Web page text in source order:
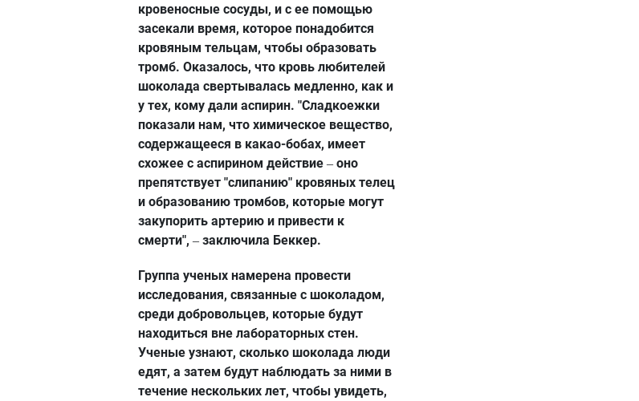
кровеносные сосуды, и с ее помощью
засекали время, которое понадобится
кровяным тельцам, чтобы образовать
тромб. Оказалось, что кровь любителей
шоколада свертывалась медленно, как и
у тех, кому дали аспирин. "Сладкоежки
показали нам, что химическое вещество,
содержащееся в какао-бобах, имеет
схожее с аспирином действие – оно
препятствует "слипанию" кровяных телец
и образованию тромбов, которые могут
закупорить артерию и привести к
смерти", – заключила Беккер.
Группа ученых намерена провести
исследования, связанные с шоколадом,
среди добровольцев, которые будут
находиться вне лабораторных стен.
Ученые узнают, сколько шоколада люди
едят, а затем будут наблюдать за ними в
течение нескольких лет, чтобы увидеть,